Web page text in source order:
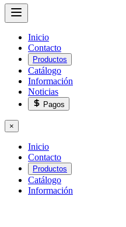
Inicio
Contacto
Productos
Catálogo
Información
Noticias
Pagos
×
Inicio
Contacto
Productos
Catálogo
Información